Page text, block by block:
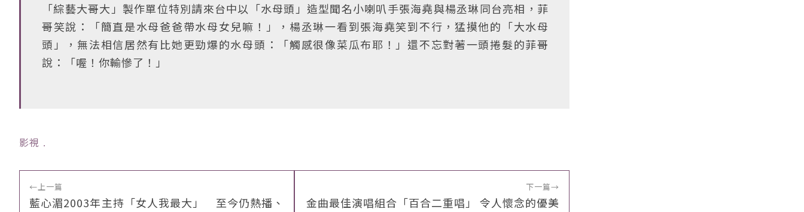
「綜藝大哥大」製作單位特別請來台中以「水母頭」造型聞名小喇叭手張海堯與楊丞琳同台亮相，菲
哥笑說：「簡直是水母爸爸帶水母女兒嘛！」，楊丞琳一看到張海堯笑到不行，猛摸他的「大水母
頭」，無法相信居然有比她更勁爆的水母頭：「觸感很像菜瓜布耶！」還不忘對著一頭捲髮的菲哥
說：「喔！你輸慘了！」
影視 ﹒
←上一篇
藍心湄2003年主持「女人我最大」 至今仍熱播、
下一篇→
金曲最佳演唱組合「百合二重唱」 令人懷念的優美